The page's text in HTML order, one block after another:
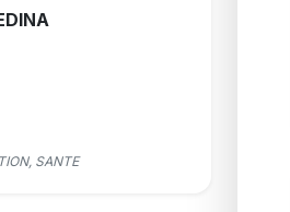
SANTE